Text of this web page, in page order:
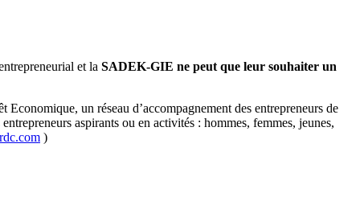
et la SADEK-GIE ne peut que leur souhaiter un
Economique, un réseau d’accompagnement des entrepreneurs de
aspirants ou en activités : hommes, femmes, jeunes,
)